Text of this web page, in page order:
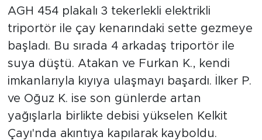
AGH 454 plakalı 3 tekerlekli elektrikli
triportör ile çay kenarındaki sette gezmeye
başladı. Bu sırada 4 arkadaş triportör ile
suya düştü. Atakan ve Furkan K., kendi
imkanlarıyla kıyıya ulaşmayı başardı. İlker P.
ve Oğuz K. ise son günlerde artan
yağışlarla birlikte debisi yükselen Kelkit
Çayı'nda akıntıya kapılarak kayboldu.